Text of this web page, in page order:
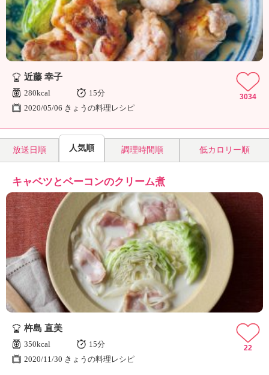
近藤 幸子
280kcal
15分
2020/05/06 きょうの料理レシピ
3034
放送日順 人気順 調理時間順 低カロリー順
キャベツとベーコンのクリーム煮
杵島 直美
350kcal
15分
2020/11/30 きょうの料理レシピ
22